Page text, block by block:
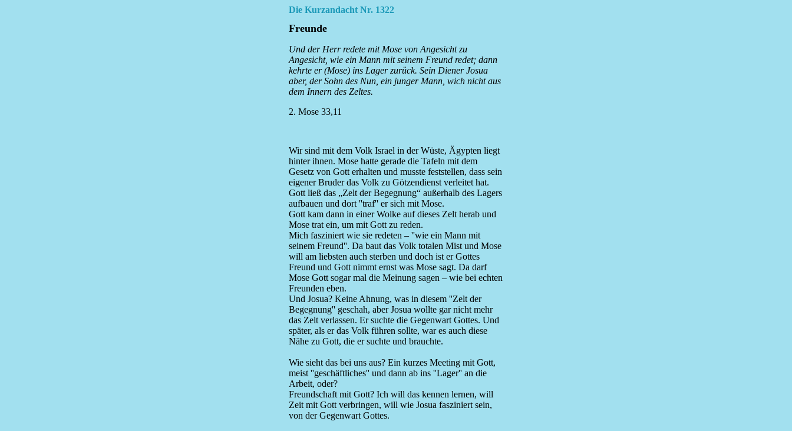
Die Kurzandacht Nr. 1322
Freunde
Und der Herr redete mit Mose von Angesicht zu
Angesicht, wie ein Mann mit seinem Freund redet; dann
kehrte er (Mose) ins Lager zurück. Sein Diener Josua
aber, der Sohn des Nun, ein junger Mann, wich nicht aus
dem Innern des Zeltes.
2. Mose 33,11
Wir sind mit dem Volk Israel in der Wüste, Ägypten liegt
hinter ihnen. Mose hatte gerade die Tafeln mit dem
Gesetz von Gott erhalten und musste feststellen, dass sein
eigener Bruder das Volk zu Götzendienst verleitet hat.
Gott ließ das „Zelt der Begegnung“ außerhalb des Lagers
aufbauen und dort ''traf'' er sich mit Mose.
Gott kam dann in einer Wolke auf dieses Zelt herab und
Mose trat ein, um mit Gott zu reden.
Mich fasziniert wie sie redeten – ''wie ein Mann mit
seinem Freund''. Da baut das Volk totalen Mist und Mose
will am liebsten auch sterben und doch ist er Gottes
Freund und Gott nimmt ernst was Mose sagt. Da darf
Mose Gott sogar mal die Meinung sagen – wie bei echten
Freunden eben.
Und Josua? Keine Ahnung, was in diesem ''Zelt der
Begegnung'' geschah, aber Josua wollte gar nicht mehr
das Zelt verlassen. Er suchte die Gegenwart Gottes. Und
später, als er das Volk führen sollte, war es auch diese
Nähe zu Gott, die er suchte und brauchte.
Wie sieht das bei uns aus? Ein kurzes Meeting mit Gott,
meist ''geschäftliches'' und dann ab ins ''Lager'' an die
Arbeit, oder?
Freundschaft mit Gott? Ich will das kennen lernen, will
Zeit mit Gott verbringen, will wie Josua fasziniert sein,
von der Gegenwart Gottes.